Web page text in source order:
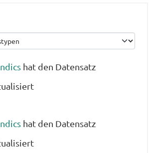
hat den Datensatz
hat den Datensatz